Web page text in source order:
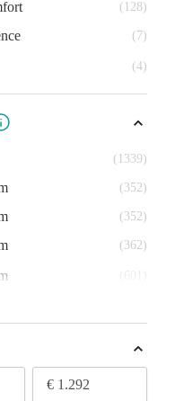
(128)
(7)
(4)
(1339)
(352)
(352)
(362)
€ 1.292